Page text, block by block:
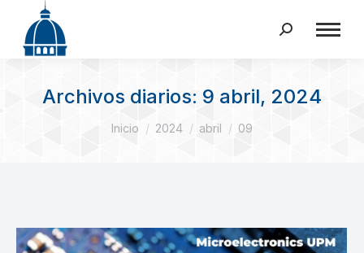
Buscar:
Archivos diarios: 9 abril, 2024
Estás aquí:
Inicio 2024 abril 09